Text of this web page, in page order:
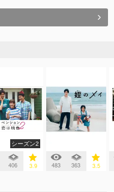
シーズン2
406 3.9 483 363 3.5